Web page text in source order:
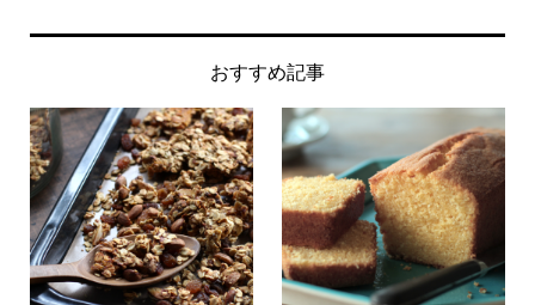
おすすめ記事